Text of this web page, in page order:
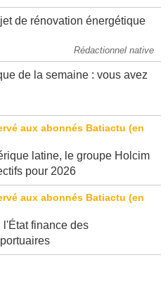
Rédactionnel native
de la semaine : vous avez
latine, le groupe Holcim
finance des